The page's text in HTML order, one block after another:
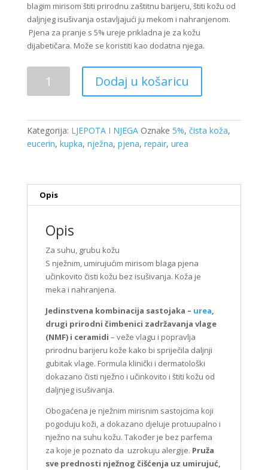
blagim mirisom štiti prirodnu zaštitnu barijeru, štiti kožu od
daljnjeg isušivanja ostavljajući ju mekom i nahranjenom.
Pjena za pranje s 5% ureje prikladna je za kožu
dijabetičara. Može se koristiti kao dodatna njega.
Repair
pjena
ureje
količina
Dodaj u košaricu
Kategorija: LJEPOTA I NJEGA Oznake 5%, čista koža,
eucerin, kupka, nježna, pjena, repair, urea
Opis
Opis
Za suhu, grubu kožu
S nježnim, umirujućim mirisom blaga pjena
učinkovito čisti kožu bez isušivanja. Koža je
meka i nahranjena.
Jedinstvena kombinacija sastojaka – urea,
drugi prirodni čimbenici zadržavanja vlage
(NMF) i ceramidi – veže vlagu i popravlja
prirodnu barijeru kože kako bi spriječila daljnji
gubitak vlage. Formula klinički i dermatološki
dokazano čisti nježno i učinkovito i štiti kožu od
daljnjeg isušivanja.
Obogaćena je nježnim mirisnim sastojcima koji
pogoduju koži, a dokazano djeluje protuupalno i
nježno na suhu kožu. Također je bez parfema
za koje je poznato da uzrokuju alergije. Pruža
sve prednosti nježnog čišćenja uz umirujuć,